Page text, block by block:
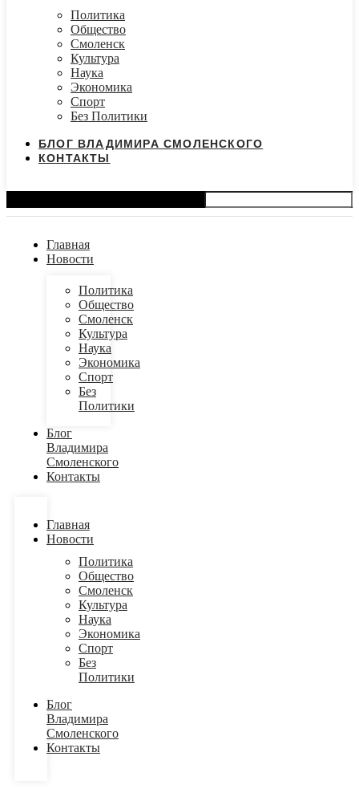
Политика
Общество
Смоленск
Культура
Наука
Экономика
Спорт
Без Политики
БЛОГ ВЛАДИМИРА СМОЛЕНСКОГО
КОНТАКТЫ
Главная
Новости
Политика
Общество
Смоленск
Культура
Наука
Экономика
Спорт
Без
Политики
Блог
Владимира
Смоленского
Контакты
Главная
Новости
Политика
Общество
Смоленск
Культура
Наука
Экономика
Спорт
Без
Политики
Блог
Владимира
Смоленского
Контакты